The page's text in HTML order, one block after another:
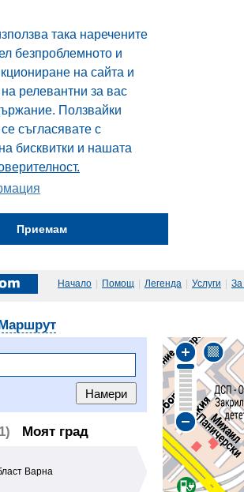
така наречените
безпроблемното и
на сайта и
релевантни за вас
Ползвайки
съгласявате с
бисквитки и нашата
Приемам
Начало | Помощ | Легенда | Услуги | За
Моят град
Варна